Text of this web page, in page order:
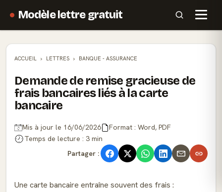
Modèle lettre gratuit
ACCUEIL LETTRES BANQUE - ASSURANCE
Demande de remise gracieuse de
frais bancaires liés à la carte
bancaire
Mis à jour le 16/06/2026
Format : Word, PDF
Temps de lecture : 3 min
Partager :
Une carte bancaire entraîne souvent des frais :